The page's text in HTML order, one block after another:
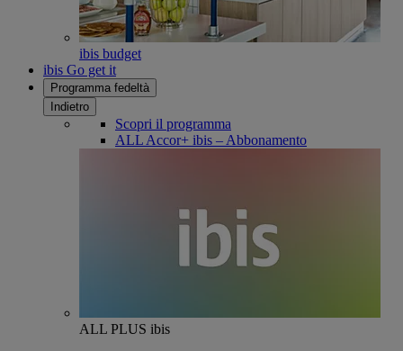
ibis budget
ibis Go get it
Programma fedeltà
Indietro
Scopri il programma
ALL Accor+ ibis – Abbonamento
ALL PLUS ibis